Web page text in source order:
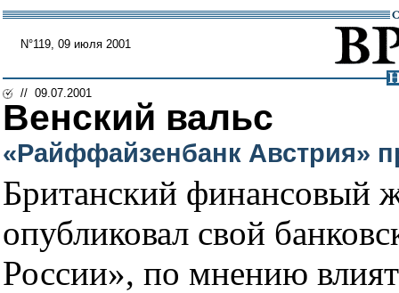
N°119, 09 июля 2001
// 09.07.2001
Венский вальс
«Райффайзенбанк Австрия»
Британский финансовый
опубликовал свой
России», по мнению